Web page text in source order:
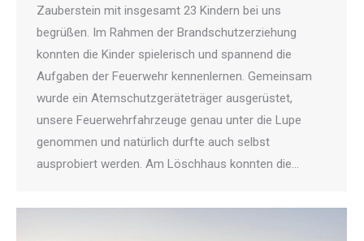
Zauberstein mit insgesamt 23 Kindern bei uns
begrüßen. Im Rahmen der Brandschutzerziehung
konnten die Kinder spielerisch und spannend die
Aufgaben der Feuerwehr kennenlernen. Gemeinsam
wurde ein Atemschutzgeräteträger ausgerüstet,
unsere Feuerwehrfahrzeuge genau unter die Lupe
genommen und natürlich durfte auch selbst
ausprobiert werden. Am Löschhaus konnten die…